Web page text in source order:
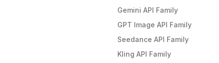
Gemini API Family
GPT Image API Family
Seedance API Family
Kling API Family